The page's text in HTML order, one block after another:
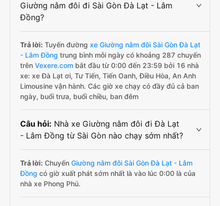
Giường nằm đôi đi Sài Gòn Đà Lạt - Lâm
Đồng?
Trả lời: Tuyến đường xe Giường nằm đôi Sài Gòn Đà Lạt
- Lâm Đồng trung bình mỗi ngày có khoảng 287 chuyến
trên Vexere.com bắt đầu từ 0:00 đến 23:59 bởi 16 nhà
xe: xe Đà Lạt ơi, Tư Tiến, Tiến Oanh, Điều Hòa, An Anh
Limousine vận hành. Các giờ xe chạy có đầy đủ cả ban
ngày, buổi trưa, buổi chiều, ban đêm
Câu hỏi: Nhà xe Giường nằm đôi đi Đà Lạt
- Lâm Đồng từ Sài Gòn nào chạy sớm nhất?
Trả lời: Chuyến Giường nằm đôi Sài Gòn Đà Lạt - Lâm
Đồng có giờ xuất phát sớm nhất là vào lúc 0:00 là của
nhà xe Phong Phú.